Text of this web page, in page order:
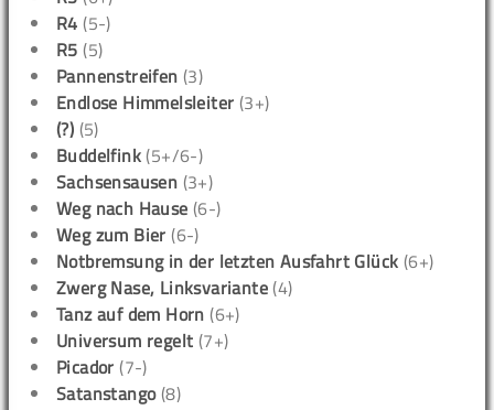
R4 (5-)
R5 (5)
Pannenstreifen (3)
Endlose Himmelsleiter (3+)
(?) (5)
Buddelfink (5+/6-)
Sachsensausen (3+)
Weg nach Hause (6-)
Weg zum Bier (6-)
Notbremsung in der letzten Ausfahrt Glück (6+)
Zwerg Nase, Linksvariante (4)
Tanz auf dem Horn (6+)
Universum regelt (7+)
Picador (7-)
Satanstango(8)